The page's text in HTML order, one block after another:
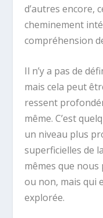
d’autres encore,
cheminement
compréhension
Il n’y a pas de
mais cela peut
ressent
même. C’est
un niveau plus
superficielles de
mêmes que
ou non, mais qui
explorée.